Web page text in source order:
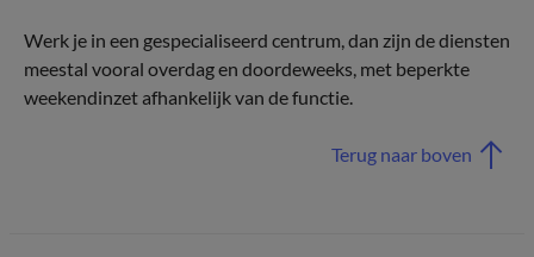
Werk je in een gespecialiseerd centrum, dan zijn de diensten
meestal vooral overdag en doordeweeks, met beperkte
weekendinzet afhankelijk van de functie.
Terug naar boven